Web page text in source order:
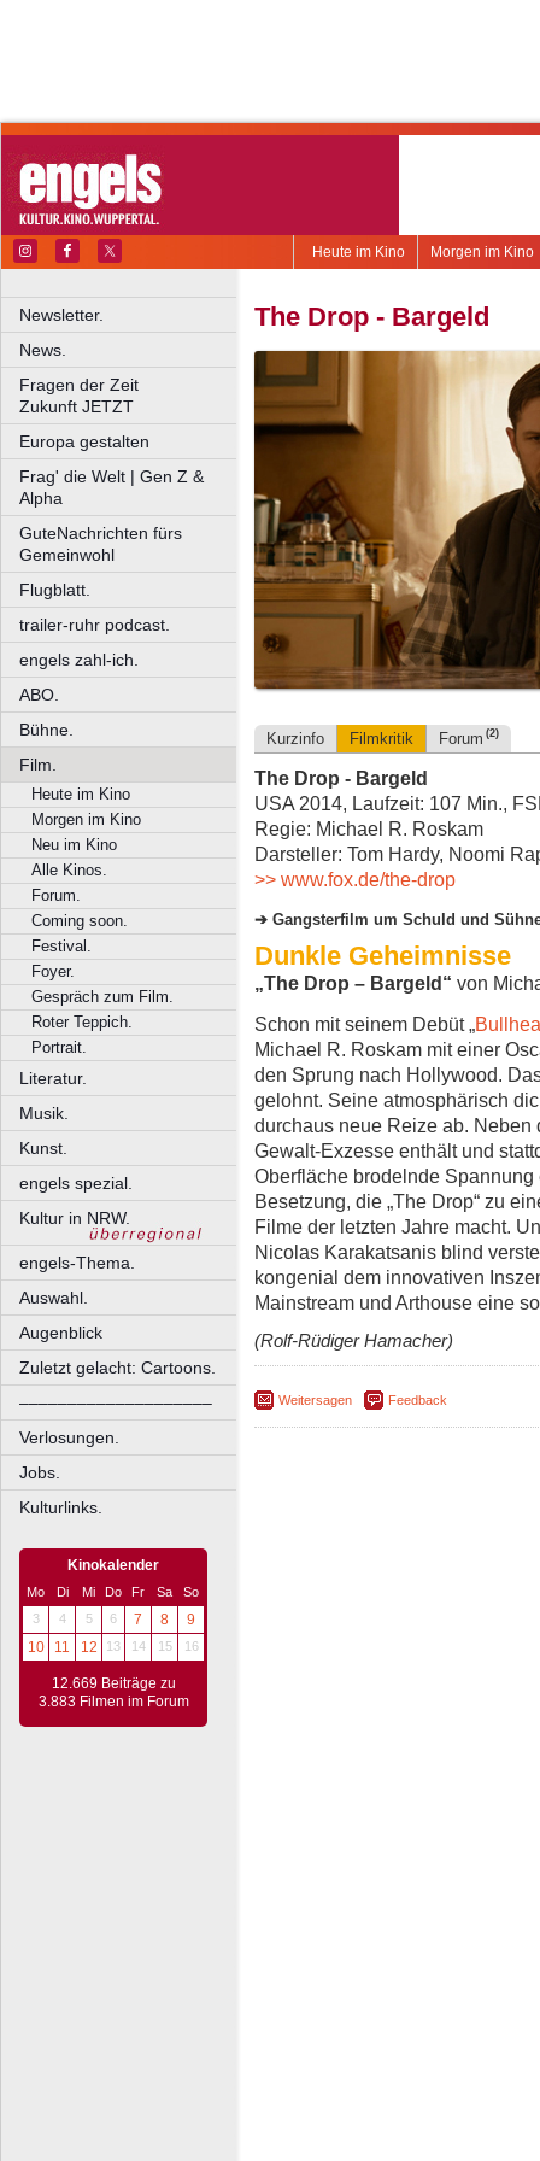
Morgen im Kino
Heute im Kino
Newsletter.
News.
Fragen der Zeit
Zukunft JETZT
Europa gestalten
Frag' die Welt | Gen Z &
Alpha
GuteNachrichten fürs
Gemeinwohl
Flugblatt.
trailer-ruhr podcast.
engels zahl-ich.
ABO.
Bühne.
Film.
Heute im Kino
Morgen im Kino
Neu im Kino
Alle Kinos.
Forum.
Coming soon.
Festival.
Foyer.
Gespräch zum Film.
Roter Teppich.
Portrait.
Literatur.
Musik.
Kunst.
engels spezial.
Kultur in NRW.
engels-Thema.
Auswahl.
Augenblick
Zuletzt gelacht: Cartoons.
––––––––––––––––––––
Verlosungen.
Jobs.
Kulturlinks.
Kinokalender
Mo Di Mi Do Fr Sa
So
3
4 5 6 7 8
9
10
11 12 13 14 15 16
12.669 Beiträge zu
3.883 Filmen im Forum
The Drop - Bargeld
Kurzinfo Filmkritik Forum (2)
The Drop - Bargeld
USA 2014, Laufzeit: 107 Min.,
Regie: Michael R. Roskam
Darsteller: Tom Hardy, Noomi
>> www.fox.de/the-drop
Gangsterfilm um Schuld und
Dunkle Geheimnisse
„The Drop – Bargeld“ von
Schon mit seinem Debüt „
Michael R. Roskam mit einer
den Sprung nach Hollywood.
gelohnt. Seine atmosphärisch
durchaus neue Reize ab.
Gewalt-Exzesse enthält und
Oberfläche brodelnde
Besetzung, die „The Drop“ zu
Filme der letzten Jahre macht.
Nicolas Karakatsanis blind
kongenial dem innovativen
Mainstream und Arthouse eine
(Rolf-Rüdiger Hamacher)
Weitersagen Feedback